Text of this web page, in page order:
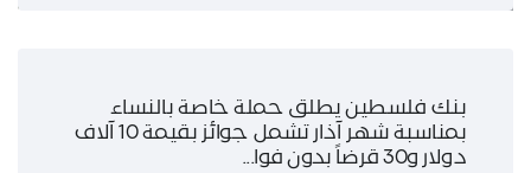
بنك فلسطين يطلق حملة خاصة بالنساء
بمناسبة شهر آذار تشمل جوائز بقيمة 10 آلاف
دولار و30 قرضاً بدون فوا...